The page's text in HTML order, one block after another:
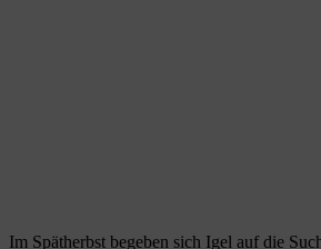
Im Spätherbst begeben sich Igel auf die